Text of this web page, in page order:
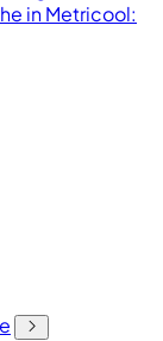
in Metricool: